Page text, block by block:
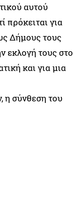
αυτού
πρόκειται για
Δήμους τους
εκλογή τους στο
και για μια
η σύνθεση του